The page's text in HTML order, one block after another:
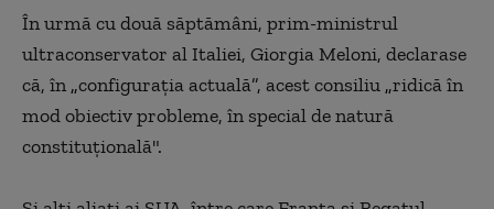
În urmă cu două săptămâni, prim-ministrul
ultraconservator al Italiei, Giorgia Meloni, declarase
că, în „configuraţia actuală”, acest consiliu „ridică în
mod obiectiv probleme, în special de natură
constituţională".